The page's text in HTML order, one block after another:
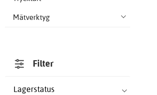
Mätverktyg
Filter
Lagerstatus